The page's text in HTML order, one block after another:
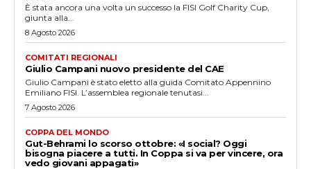
È stata ancora una volta un successo la FISI Golf Charity Cup,
giunta alla...
8 Agosto 2026
COMITATI REGIONALI
Giulio Campani nuovo presidente del CAE
Giulio Campani è stato eletto alla guida Comitato Appennino
Emiliano FISI. L’assemblea regionale tenutasi...
7 Agosto 2026
COPPA DEL MONDO
Gut-Behrami lo scorso ottobre: «I social? Oggi
bisogna piacere a tutti. In Coppa si va per vincere, ora
vedo giovani appagati»